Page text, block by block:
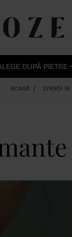
DUPĂ PIETRE
acasă creații la